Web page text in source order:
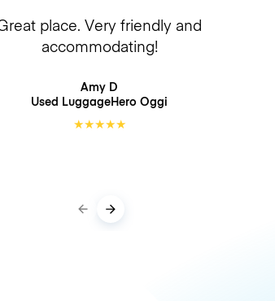
place. Very friendly and
accommodating!
Amy D
Used LuggageHero Oggi
★★★★★